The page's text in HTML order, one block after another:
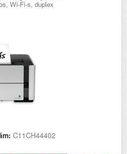
Wi-Fi-s, duplex
C11CH44402